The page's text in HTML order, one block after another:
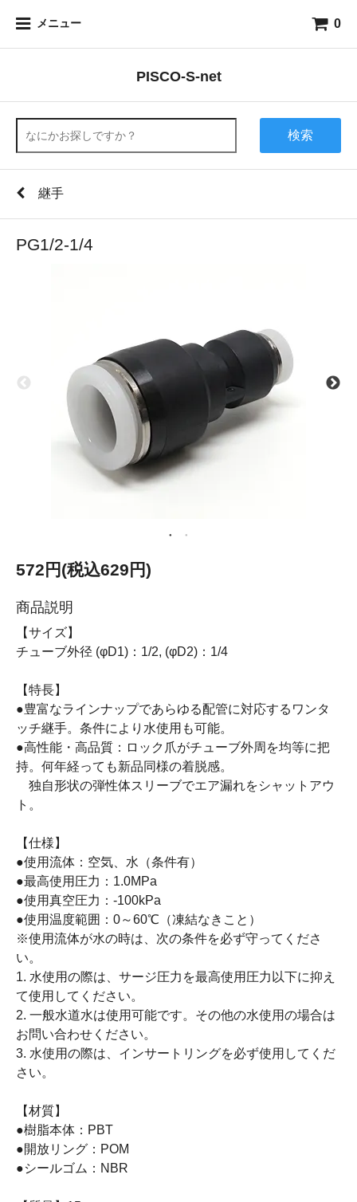
メニュー 0
PISCO-S-net
検索
継手
PG1/2-1/4
572円(税込629円)
商品説明
【サイズ】
チューブ外径 (φD1)：1/2, (φD2)：1/4
【特長】
●豊富なラインナップであらゆる配管に対応するワンタ
ッチ継手。条件により水使用も可能。
●高性能・高品質：ロック爪がチューブ外周を均等に把
持。何年経っても新品同様の着脱感。
独自形状の弾性体スリーブでエア漏れをシャットアウ
ト。
【仕様】
●使用流体：空気、水（条件有）
●最高使用圧力：1.0MPa
●使用真空圧力：-100kPa
●使用温度範囲：0～60℃（凍結なきこと）
※使用流体が水の時は、次の条件を必ず守ってくださ
い。
1. 水使用の際は、サージ圧力を最高使用圧力以下に抑え
て使用してください。
2. 一般水道水は使用可能です。その他の水使用の場合は
お問い合わせください。
3. 水使用の際は、インサートリングを必ず使用してくだ
さい。
【材質】
●樹脂本体：PBT
●開放リング：POM
●シールゴム：NBR